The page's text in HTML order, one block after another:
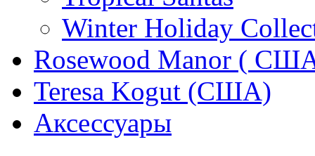
Winter Holiday
Rosewood Manor (
Teresa Kogut (США)
Аксессуары